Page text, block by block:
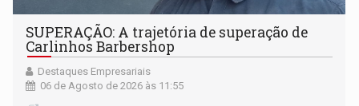
SUPERAÇÃO: A trajetória de superação de
Carlinhos Barbershop
Destaques Empresariais
06 de Agosto de 2026 às 11:55